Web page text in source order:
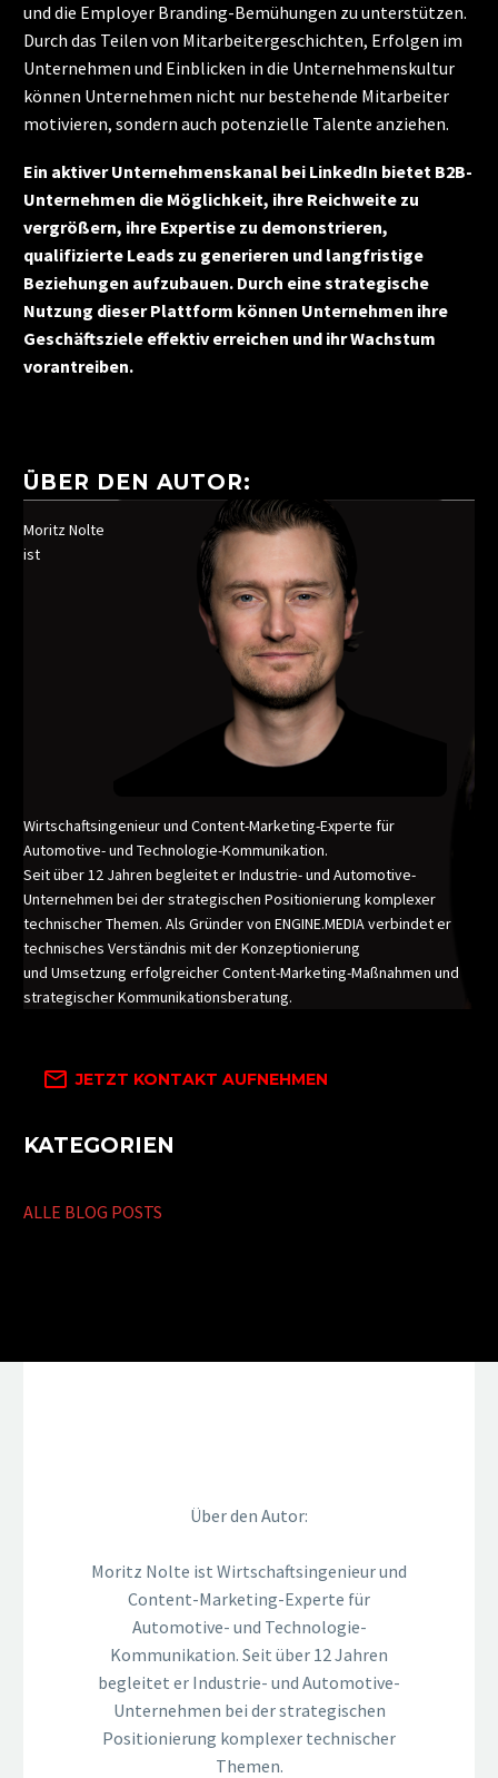
und die Employer Branding-Bemühungen zu unterstützen.
Durch das Teilen von Mitarbeitergeschichten, Erfolgen im
Unternehmen und Einblicken in die Unternehmenskultur
können Unternehmen nicht nur bestehende Mitarbeiter
motivieren, sondern auch potenzielle Talente anziehen.
Ein aktiver Unternehmenskanal bei LinkedIn bietet B2B-
Unternehmen die Möglichkeit, ihre Reichweite zu
vergrößern, ihre Expertise zu demonstrieren,
qualifizierte Leads zu generieren und langfristige
Beziehungen aufzubauen. Durch eine strategische
Nutzung dieser Plattform können Unternehmen ihre
Geschäftsziele effektiv erreichen und ihr Wachstum
vorantreiben.
ÜBER DEN AUTOR:
Moritz Nolte
ist
Wirtschaftsingenieur und Content-Marketing-Experte für
Automotive- und Technologie-Kommunikation.
Seit über 12 Jahren begleitet er Industrie- und Automotive-
Unternehmen bei der strategischen Positionierung komplexer
technischer Themen. Als Gründer von ENGINE.MEDIA verbindet er
technisches Verständnis mit der Konzeptionierung
und Umsetzung erfolgreicher Content-Marketing-Maßnahmen und
strategischer Kommunikationsberatung.
 JETZT KONTAKT AUFNEHMEN
KATEGORIEN
ALLE BLOG POSTS
Über den Autor:
Moritz Nolte ist Wirtschaftsingenieur und
Content-Marketing-Experte für
Automotive- und Technologie-
Kommunikation. Seit über 12 Jahren
begleitet er Industrie- und Automotive-
Unternehmen bei der strategischen
Positionierung komplexer technischer
Themen.